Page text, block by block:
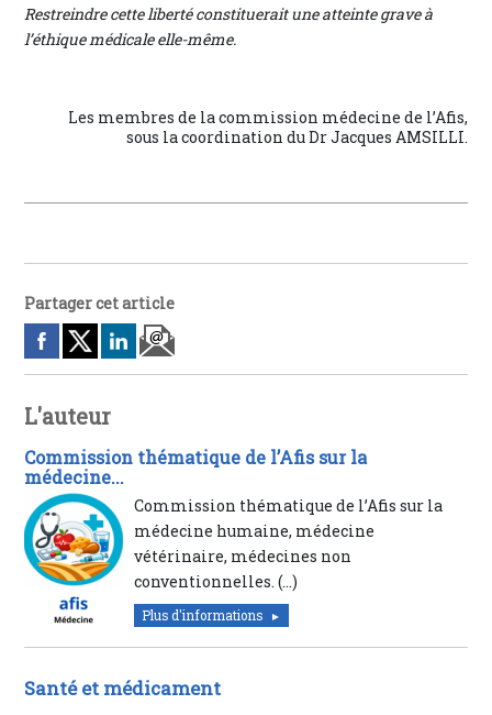
Restreindre cette liberté constituerait une atteinte grave à
l’éthique médicale elle-même.
Les membres de la commission médecine de l’Afis,
sous la coordination du Dr Jacques AMSILLI.
Partager cet article
L'auteur
Commission thématique de l’Afis sur la
médecine...
Commission thématique de l’Afis sur la
médecine humaine, médecine
vétérinaire, médecines non
conventionnelles. (…)
Plus d'informations
Santé et médicament